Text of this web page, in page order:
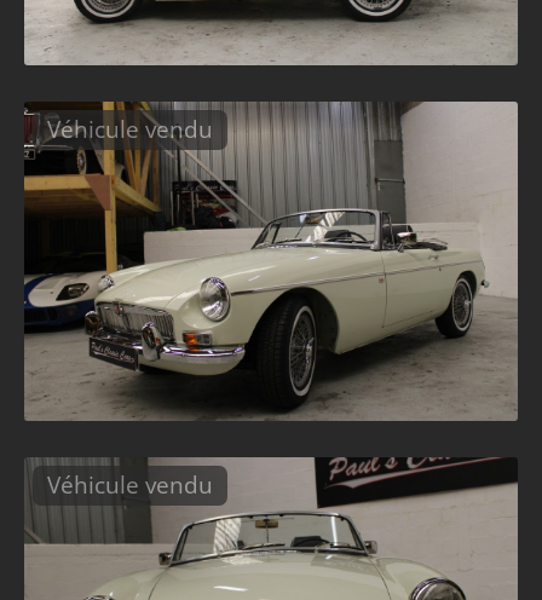
Véhicule vendu
Véhicule vendu